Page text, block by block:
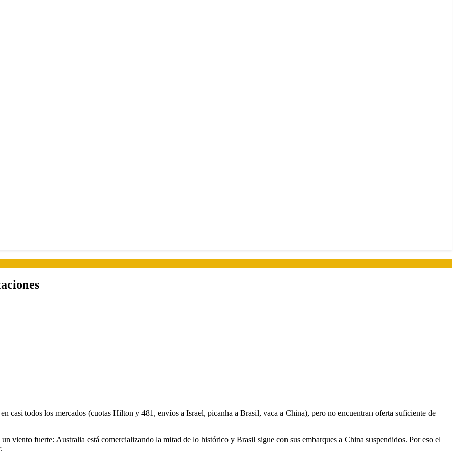
casi todos los mercados (cuotas Hilton y 481, envíos a Israel, picanha a Brasil, vaca a China), pero no encuentran oferta suficiente de
viento fuerte: Australia está comercializando la mitad de lo histórico y Brasil sigue con sus embarques a China suspendidos. Por eso el